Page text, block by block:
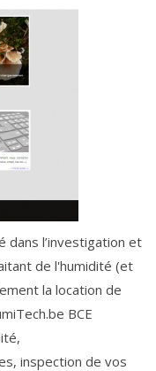
dans l’investigation et
de l'humidité (et
la location de
BCE
inspection de vos